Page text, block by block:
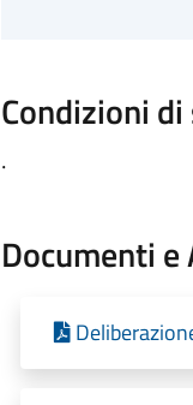
Condizioni
.
Documenti